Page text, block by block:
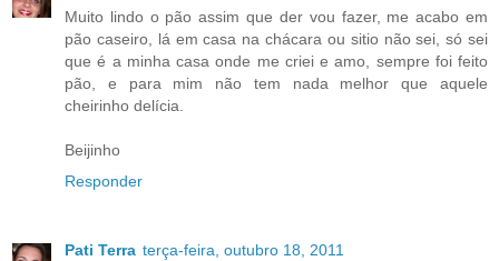
Muito lindo o pão assim que der vou fazer, me acabo em
pão caseiro, lá em casa na chácara ou sitio não sei, só sei
que é a minha casa onde me criei e amo, sempre foi feito
pão, e para mim não tem nada melhor que aquele
cheirinho delícia.
Beijinho
Responder
Pati Terra terça-feira, outubro 18, 2011